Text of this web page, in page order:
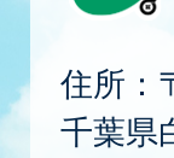
住所：
千葉県